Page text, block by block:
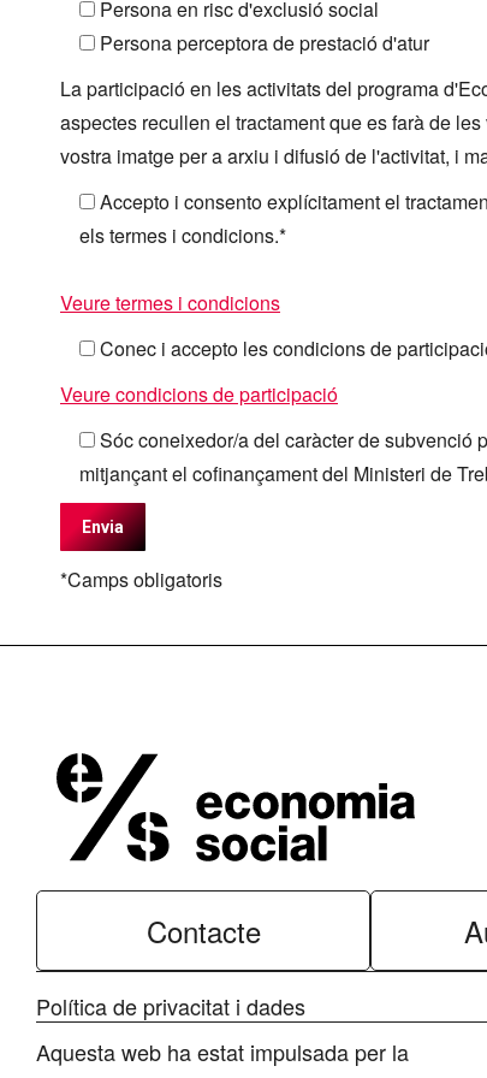
Persona en risc d'exclusió social
Persona perceptora de prestació d'atur
La participació en les activitats del programa
aspectes recullen el tractament que es farà de
vostra imatge per a arxiu i difusió de l'activitat, i
Accepto i consento explícitament el
els termes i condicions.*
Veure termes i condicions
Conec i accepto les condicions de
Veure condicions de participació
Sóc coneixedor/a del caràcter de subvenció
mitjançant el cofinançament del Ministeri de
*Camps obligatoris
Contacte
Política de privacitat i dades
Aquesta web ha estat impulsada per la